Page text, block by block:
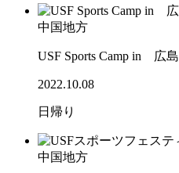
中国地方
USF Sports Camp in 広島
2022.10.08
日帰り
中国地方